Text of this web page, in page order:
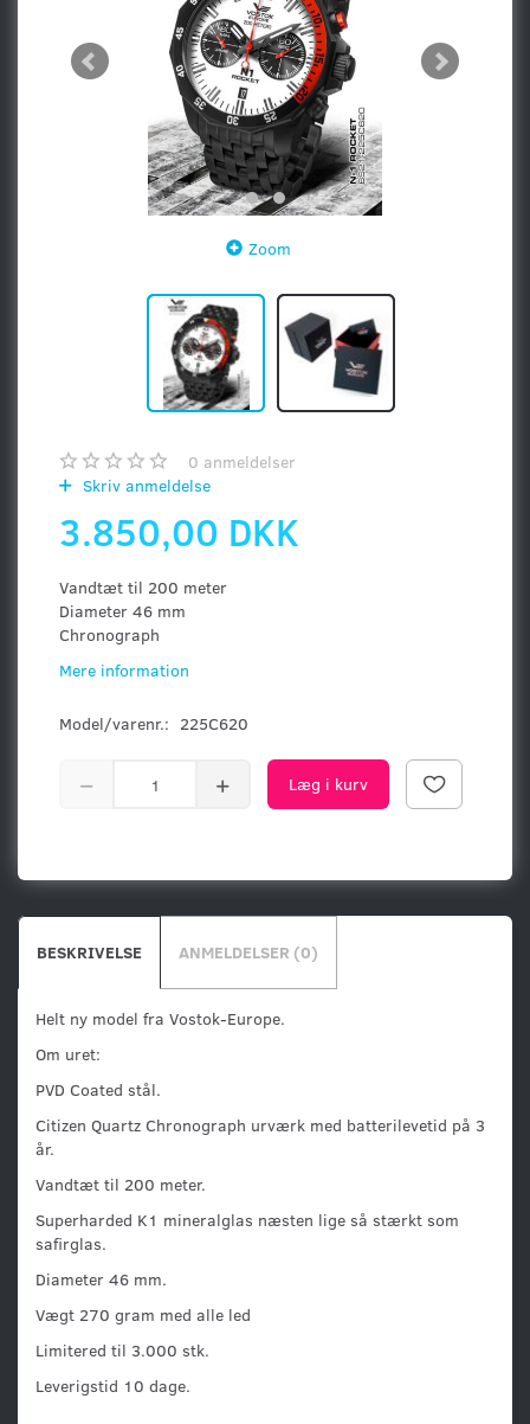
Zoom
0 anmeldelser
Skriv anmeldelse
3.850,00 DKK
Vandtæt til 200 meter
Diameter 46 mm
Chronograph
Mere information
Model/varenr.: 225C620
Læg i kurv
BESKRIVELSE ANMELDELSER (0)
Helt ny model fra Vostok-Europe.
Om uret:
PVD Coated stål.
Citizen Quartz Chronograph urværk med batterilevetid på 3
år.
Vandtæt til 200 meter.
Superharded K1 mineralglas næsten lige så stærkt som
safirglas.
Diameter 46 mm.
Vægt 270 gram med alle led
Limitered til 3.000 stk.
Leverigstid 10 dage.